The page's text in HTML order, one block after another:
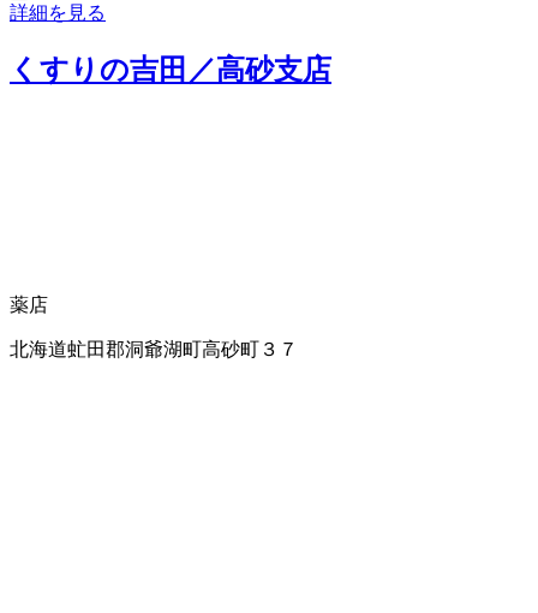
詳細を見る
くすりの吉田／高砂支店
薬店
北海道虻田郡洞爺湖町高砂町３７